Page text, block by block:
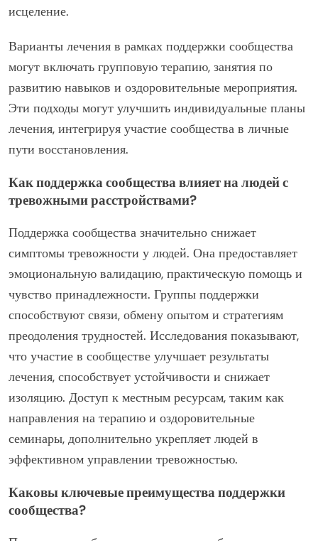
исцеление.
Варианты лечения в рамках поддержки сообщества
могут включать групповую терапию, занятия по
развитию навыков и оздоровительные мероприятия.
Эти подходы могут улучшить индивидуальные планы
лечения, интегрируя участие сообщества в личные
пути восстановления.
Как поддержка сообщества влияет на людей с
тревожными расстройствами?
Поддержка сообщества значительно снижает
симптомы тревожности у людей. Она предоставляет
эмоциональную валидацию, практическую помощь и
чувство принадлежности. Группы поддержки
способствуют связи, обмену опытом и стратегиям
преодоления трудностей. Исследования показывают,
что участие в сообществе улучшает результаты
лечения, способствует устойчивости и снижает
изоляцию. Доступ к местным ресурсам, таким как
направления на терапию и оздоровительные
семинары, дополнительно укрепляет людей в
эффективном управлении тревожностью.
Каковы ключевые преимущества поддержки
сообщества?